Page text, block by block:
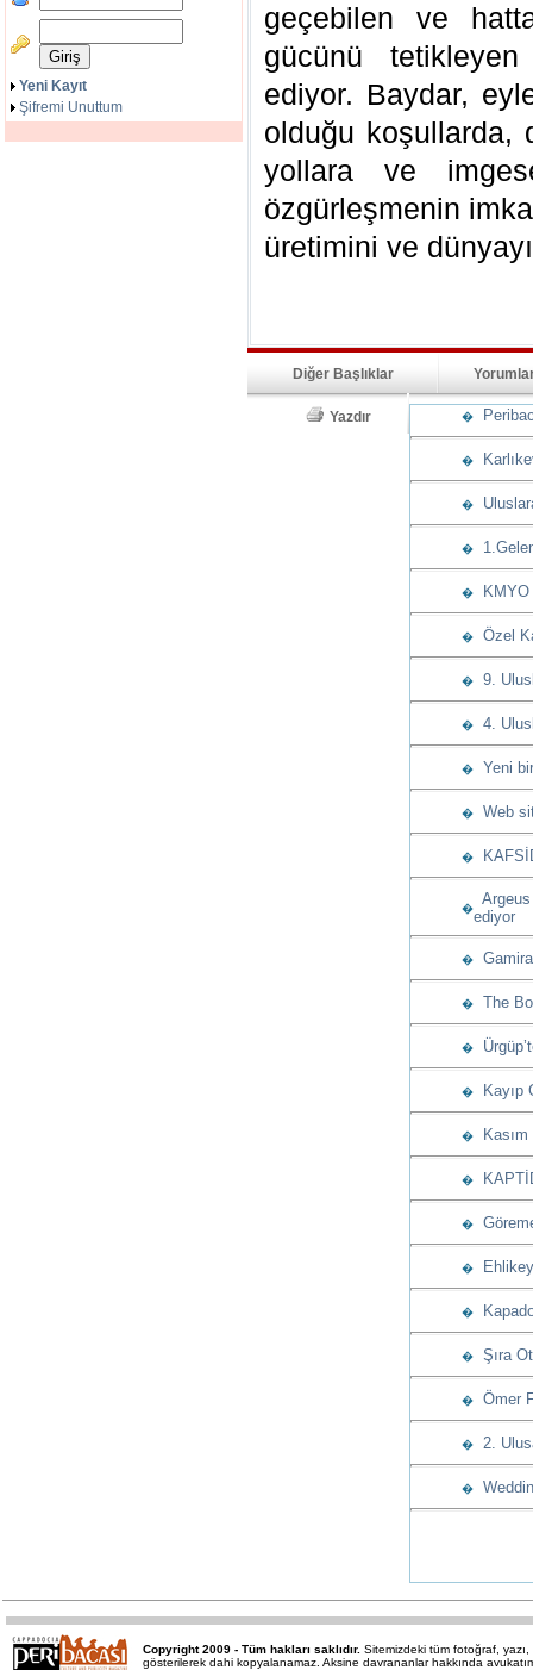
Yeni Kayıt
Şifremi Unuttum
geçebilen ve
gücünü
ediyor. Baydar,
olduğu koşullarda,
yollara ve
özgürleşmenin
üretimini ve
Diğer Başlıklar
Yazdır �
�
�
�
� KMYO
� Özel
� 9.
� 4.
� Yeni
� Web
�
�ediyor
�
� The
�
� Kayıp
� Kasım
�
�
�
�
� Şıra
� Ömer
� 2.
�
Copyright 2009 - Tüm hakları saklıdır. Sitemizdeki tüm fotoğraf,
gösterilerek dahi kopyalanamaz. Aksine davrananlar hakkında